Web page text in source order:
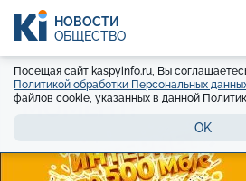
НОВОСТИ
ОБЩЕСТВО
Посещая сайт kaspyinfo.ru, Вы
Политикой обработки Персональных
файлов cookie, указанных в данной
OK